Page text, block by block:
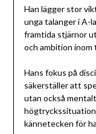
Han lägger stor
unga talanger i A-
framtida stjärnor
och ambition inom
Hans fokus på
säkerställer att
utan också
kännetecken för